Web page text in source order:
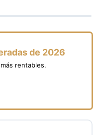
de 2026
rentables.